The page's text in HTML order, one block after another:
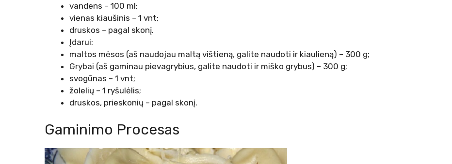
vandens – 100 ml;
vienas kiaušinis – 1 vnt;
druskos – pagal skonį.
Įdarui:
maltos mėsos (aš naudojau maltą vištieną, galite naudoti ir kiaulieną) – 300 g;
Grybai (aš gaminau pievagrybius, galite naudoti ir miško grybus) – 300 g;
svogūnas – 1 vnt;
žolelių – 1 ryšulėlis;
druskos, prieskonių – pagal skonį.
Gaminimo Procesas